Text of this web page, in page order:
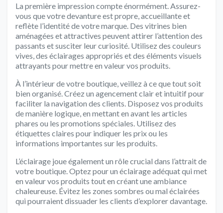
La première impression compte énormément. Assurez-
vous que votre devanture est propre, accueillante et
reflète l’identité de votre marque. Des vitrines bien
aménagées et attractives peuvent attirer l’attention des
passants et susciter leur curiosité. Utilisez des couleurs
vives, des éclairages appropriés et des éléments visuels
attrayants pour mettre en valeur vos produits.
À l’intérieur de votre boutique, veillez à ce que tout soit
bien organisé. Créez un agencement clair et intuitif pour
faciliter la navigation des clients. Disposez vos produits
de manière logique, en mettant en avant les articles
phares ou les promotions spéciales. Utilisez des
étiquettes claires pour indiquer les prix ou les
informations importantes sur les produits.
L’éclairage joue également un rôle crucial dans l’attrait de
votre boutique. Optez pour un éclairage adéquat qui met
en valeur vos produits tout en créant une ambiance
chaleureuse. Évitez les zones sombres ou mal éclairées
qui pourraient dissuader les clients d’explorer davantage.